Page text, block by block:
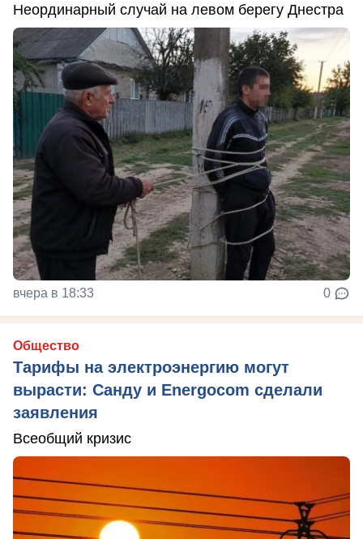
Неординарный случай на левом берегу Днестра
вчера в 18:33 0
Общество
Тарифы на электроэнергию могут
вырасти: Санду и Energocom сделали
заявления
Всеобщий кризис